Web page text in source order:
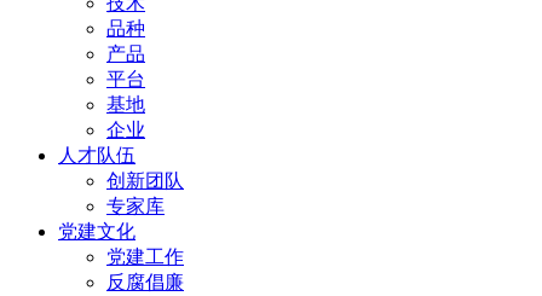
品种
产品
平台
基地
企业
人才队伍
创新团队
专家库
党建文化
党建工作
反腐倡廉